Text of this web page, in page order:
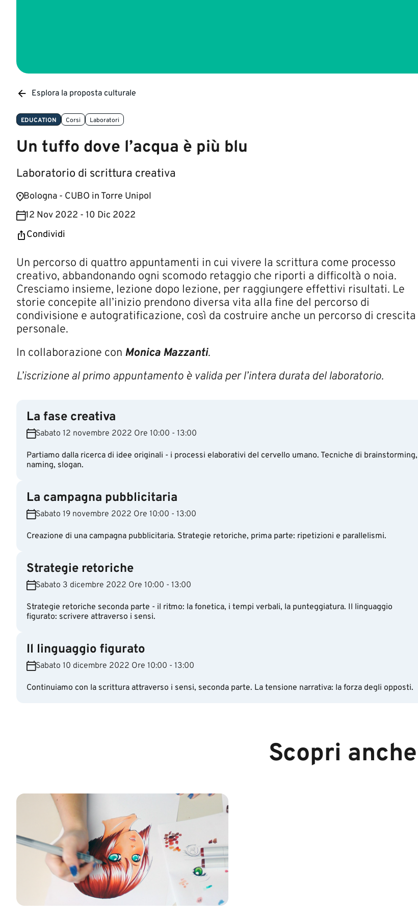
Esplora la proposta culturale
EDUCATION Corsi Laboratori
Un tuffo dove l’acqua è più blu
Laboratorio di scrittura creativa
Bologna - CUBO in Torre Unipol
12 Nov 2022 - 10 Dic 2022
Condividi
Un percorso di quattro appuntamenti in cui vivere la scrittura come processo
creativo, abbandonando ogni scomodo retaggio che riporti a difficoltà o noia.
Cresciamo insieme, lezione dopo lezione, per raggiungere effettivi risultati. Le
storie concepite all’inizio prendono diversa vita alla fine del percorso di
condivisione e autogratificazione, così da costruire anche un percorso di crescita
personale.
​In collaborazione con Monica Mazzanti.
L’iscrizione al primo appuntamento è valida per l’intera durata del laboratorio.
La fase creativa
Sabato 12 novembre 2022 Ore 10:00 - 13:00
Partiamo dalla ricerca di idee originali - i processi elaborativi del cervello umano. Tecniche di brainstorming,
naming, slogan.
La campagna pubblicitaria
Sabato 19 novembre 2022 Ore 10:00 - 13:00
Creazione di una campagna pubblicitaria. Strategie retoriche, prima parte: ripetizioni e parallelismi.
Strategie retoriche
Sabato 3 dicembre 2022 Ore 10:00 - 13:00
Strategie retoriche seconda parte - il ritmo: la fonetica, i tempi verbali, la punteggiatura. Il linguaggio
figurato: scrivere attraverso i sensi.
Il linguaggio figurato
Sabato 10 dicembre 2022 Ore 10:00 - 13:00
Continuiamo con la scrittura attraverso i sensi, seconda parte. La tensione narrativa: la forza degli opposti.
Scopri anche